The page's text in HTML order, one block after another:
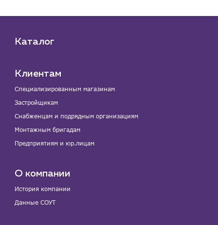
Каталог
Клиентам
Специализированным магазинам
Застройщикам
Снабженцам и подрядным организациям
Монтажным бригадам
Предприятиям и юр.лицам
О компании
История компании
Данные СОУТ